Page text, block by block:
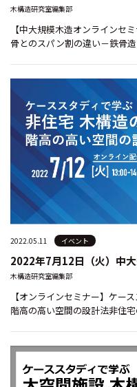
木構造研究室編集部
【中大規模木造オンラインセ
骨とのスパン割の違い－鉄骨
2022.05.11 イベント
2022年7月12日（火）中
木構造研究室編集部
【オンラインセミナー】ケー
階高の高い空間の設計法非住